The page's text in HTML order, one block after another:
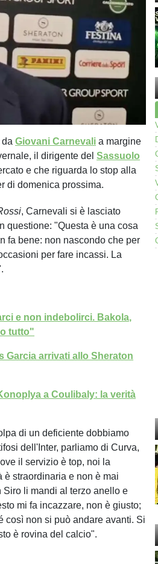
daGiovani Carnevali a margine
il dirigente delSassuolo
e che riguarda lo stop alla
di domenica prossima.
, Carnevali si è lasciato
questione: " Questa è una cosa
fa bene: non nascondo che per
per fare incassi. La
e non indebolirci. Bakola,
tutto"
Garcia arrivati allo Sheraton
a Coulibaly: la verità
di un deficiente dobbiamo
dell'Inter, parliamo di Curva,
il servizio è top, noi la
straordinaria e non è mai
li mandi al terzo anello e
mi fa incazzare, non è giusto;
così non si può andare avanti. Si
è rovina del calcio".